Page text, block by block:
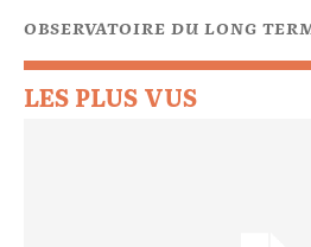
OBSERVATOIRE DU LONG
LES PLUS VUS